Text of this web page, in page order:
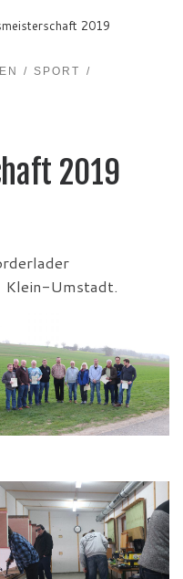
2019
SPORT
2019
Klein-Umstadt.